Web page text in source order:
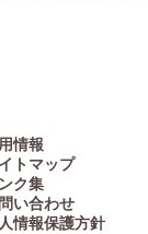
情報
トマップ
ク集
い合わせ
情報保護方針